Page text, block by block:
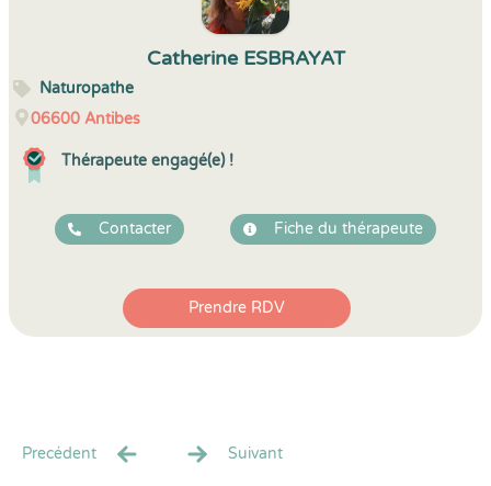
Catherine ESBRAYAT
Naturopathe
06600 Antibes
Thérapeute engagé(e) !
Contacter Fiche du thérapeute
Prendre RDV
Precédent Suivant